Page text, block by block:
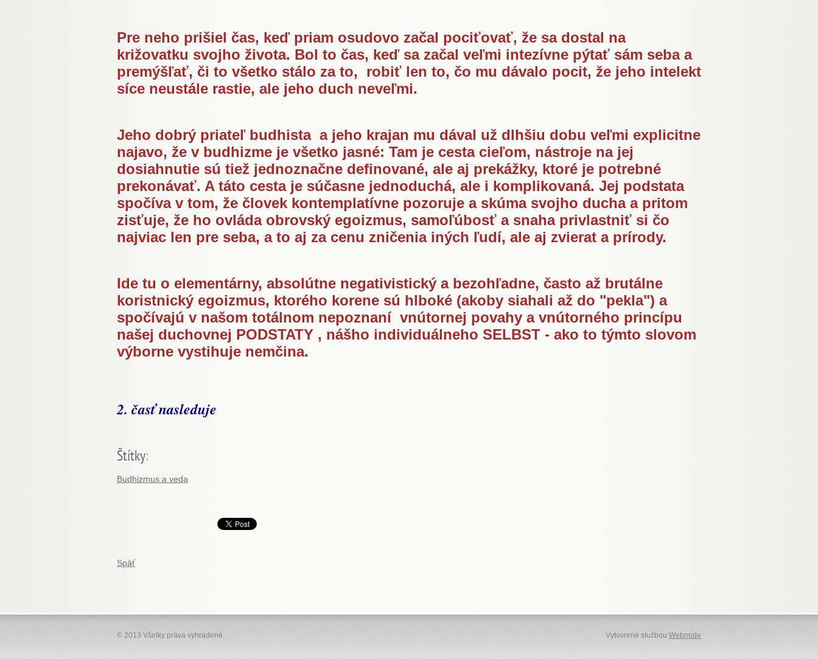
Pre neho prišiel čas, keď priam osudovo začal pociťovať, že sa dostal na
križovatku svojho života. Bol to čas, keď sa začal veľmi intezívne pýtať sám seba a
premýšľať, či to všetko stálo za to, robiť len to, čo mu dávalo pocit, že jeho intelekt
síce neustále rastie, ale jeho duch neveľmi.
Jeho dobrý priateľ budhista a jeho krajan mu dával už dlhšiu dobu veľmi explicitne
najavo, že v budhizme je všetko jasné: Tam je cesta cieľom, nástroje na jej
dosiahnutie sú tiež jednoznačne definované, ale aj prekážky, ktoré je potrebné
prekonávať. A táto cesta je súčasne jednoduchá, ale i komplikovaná. Jej podstata
spočíva v tom, že človek kontemplatívne pozoruje a skúma svojho ducha a pritom
zisťuje, že ho ovláda obrovský egoizmus, samoľúbosť a snaha privlastniť si čo
najviac len pre seba, a to aj za cenu zničenia iných ľudí, ale aj zvierat a prírody.
Ide tu o elementárny, absolútne negativistický a bezohľadne, často až brutálne
koristnický egoizmus, ktorého korene sú hlboké (akoby siahali až do "pekla") a
spočívajú v našom totálnom nepoznaní vnútornej povahy a vnútorného princípu
našej duchovnej PODSTATY , nášho individuálneho SELBST - ako to týmto slovom
výborne vystihuje nemčina.
2. časť nasleduje
Štítky:
Budhizmus a veda
Späť
© 2013 Všetky práva vyhradené. Vytvorené službou Webnode